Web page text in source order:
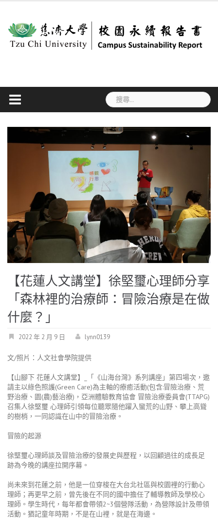
content
搜
尋
鍵
字:
【花蓮人文講堂】徐堅璽心理師分享
「森林裡的治療師：冒險治療是在做
什麼？」
2022 年 2 月 9 日 lynn0139
文/照片：人文社會學院提供
【山腳下 花蓮人文講堂】_「《山海台灣》系列講座」第四場次，邀
請主以綠色照護(Green Care)為主軸的療癒活動(包含:冒險治療、荒
野治療、園(農)藝治療)，亞洲體驗教育協會 冒險治療委員會(TTAPG)
召集人徐堅璽 心理師引領每位聽眾隨他躍入蠻荒的山野、攀上高聳
的樹梢，一同認識在山中的冒險治療。
冒險的起源
徐堅璽心理師談及冒險治療的發展史與歷程，以回顧過往的成長足
跡為今晚的講座拉開序幕。
尚未來到花蓮之前，他是一位穿梭在大台北社區與校園裡的行動心
理師；再更早之前，曾先後在不同的國中擔任了輔導教師及學校心
理師。學生時代，每年都會帶領2~3個營隊活動，為營隊設計及帶領
活動。猶記童年時期，不是在山裡，就是在海邊。